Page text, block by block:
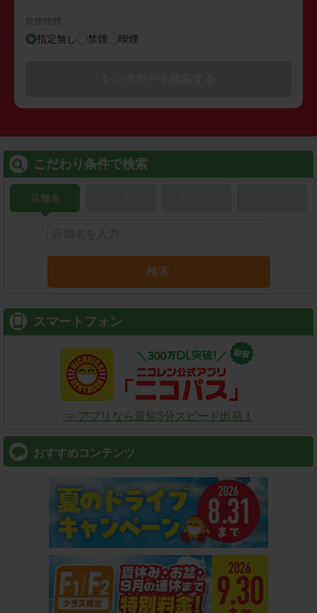
禁煙/喫煙
指定無し 禁煙 喫煙
こだわり条件で検索
店舗名
検索
スマートフォン
⇒ アプリなら最短3分スピード出発！
おすすめコンテンツ